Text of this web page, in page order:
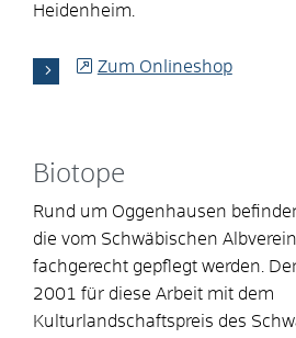
Heidenheim.
Zum Onlineshop
Biotope
Rund um Oggenhausen
die vom Schwäbischen
fachgerecht gepflegt werden.
2001 für diese Arbeit mit dem
Kulturlandschaftspreis des